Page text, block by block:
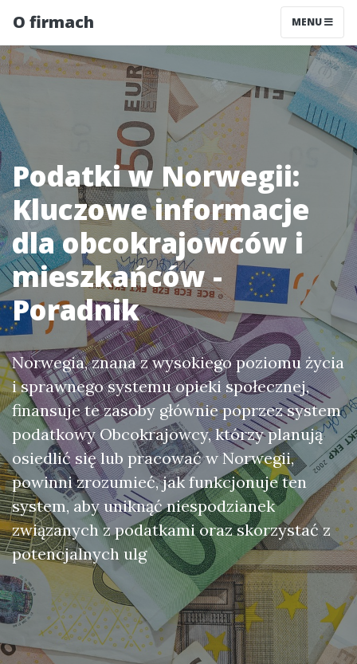
O firmach MENU
Podatki w Norwegii:
Kluczowe informacje
dla obcokrajowców i
mieszkańców -
Poradnik
Norwegia, znana z wysokiego poziomu życia
i sprawnego systemu opieki społecznej,
finansuje te zasoby głównie poprzez system
podatkowy Obcokrajowcy, którzy planują
osiedlić się lub pracować w Norwegii,
powinni zrozumieć, jak funkcjonuje ten
system, aby uniknąć niespodzianek
związanych z podatkami oraz skorzystać z
potencjalnych ulg